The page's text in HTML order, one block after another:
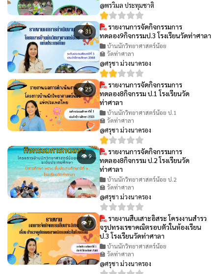
@พรวิมล ประทุมชาติ
👁 31
รายงานการจัดกิจกรรมการ
ทดลอง9กิจกรรมป.3 โรงเรียนวัดท่าศาลา
บ้านนักวิทยาศาสตร์น้อย
🏫 วัดท่าศาลา
@ศรุชา ม่วงนาครอง
👁 25
รายงานการจัดกิจกรรมการ
ทดลอง8กิจกรรม ป.1 โรงเรียนวัด
ท่าศาลา
บ้านนักวิทยาศาสตร์น้อย ป.1
🏫 วัดท่าศาลา
@ศรุชา ม่วงนาครอง
👁 9
รายงานการจัดกิจกรรมการ
ทดลอง8กิจกรรม ป.2 โรงเรียนวัด
ท่าศาลา
บ้านนักวิทยาศาสตร์น้อย ป.2
🏫 วัดท่าศาลา
@ศรุชา ม่วงนาครอง
👁 7
รายงานสืบเสาะอิสระ โครงงานสํารว
จรูปทรงเรขาคณิตรอบตัวในห้องเรียน
ป.3 โรงเรียนวัดท่าศาลา
บ้านนักวิทยาศาสตร์น้อย
🏫 วัดท่าศาลา
@ศรุชา ม่วงนาครอง